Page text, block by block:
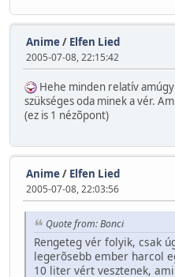
Anime/ Elfen Lied
2005-07-08, 22:15:42
Hehe minden relatív
szükséges oda minek a vér.
(ez is 1 nézõpont)
Anime/ Elfen Lied
2005-07-08, 22:03:56
Quote from: Bonci
Rengeteg vér folyik, csak
legerõsebb ember harcol
10 liter vért vesztenek,